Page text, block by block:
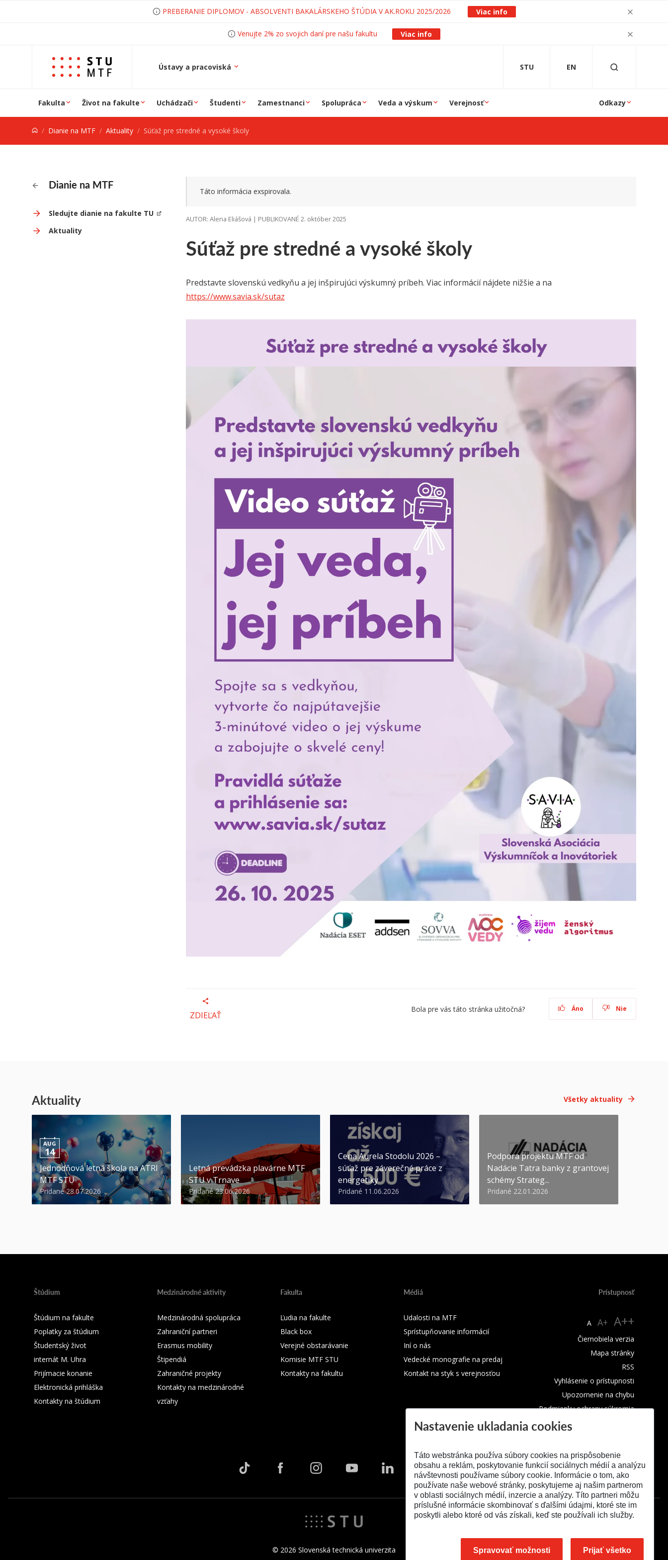
PREBERANIE DIPLOMOV - ABSOLVENTI BAKALÁRSKEHO ŠTÚDIA V AK.ROKU 2025/2026 Viac info
Venujte 2% zo svojich daní pre našu fakultu Viac info
Ústavy a pracoviská STU EN
Fakulta Život na fakulte Uchádzači Študenti Zamestnanci Spolupráca Veda a výskum Verejnosť Odkazy
Dianie na MTF Aktuality Súťaž pre stredné a vysoké školy
Dianie na MTF
Sledujte dianie na fakulte TU
Aktuality
Súťaž pre stredné a vysoké školy
Táto informácia exspirovala.
AUTOR: Alena Eliášová | PUBLIKOVANÉ 2. október 2025
Predstavte slovenskú vedkyňu a jej inšpirujúci výskumný príbeh. Viac informácií nájdete nižšie a na
https://www.savia.sk/sutaz
ZDIEĽAŤ
Bola pre vás táto stránka užitočná? Áno Nie
Aktuality Všetky aktuality
AUG
14
Jednodňová letná škola na ATRI
MTF STU
Pridané 28.07.2026
Letná prevádzka plavárne MTF
STU v Trnave
Pridané 23.06.2026
Cena Aurela Stodolu 2026 –
súťaž pre záverečné práce z
energetiky
Pridané 11.06.2026
Podpora projektu MTF od
Nadácie Tatra banky z grantovej
schémy Strateg...
Pridané 22.01.2026
Štúdium
Štúdium na fakulte
Poplatky za štúdium
Študentský život
internát M. Uhra
Prijímacie konanie
Elektronická prihláška
Kontakty na štúdium
Medzinárodné aktivity
Medzinárodná spolupráca
Zahraniční partneri
Erasmus mobility
Štipendiá
Zahraničné projekty
Kontakty na medzinárodné
vzťahy
Fakulta
Ľudia na fakulte
Black box
Verejné obstarávanie
Komisie MTF STU
Kontakty na fakultu
Médiá
Udalosti na MTF
Sprístupňovanie informácií
Iní o nás
Vedecké monografie na predaj
Kontakt na styk s verejnosťou
Prístupnosť
A A+ A++
Čiernobiela verzia
Mapa stránky
RSS
Vyhlásenie o prístupnosti
Upozornenie na chybu
Podmienky ochrany súkromia
© 2026 Slovenská technická univerzita
Nastavenie ukladania cookies
Táto webstránka používa súbory cookies na prispôsobenie
obsahu a reklám, poskytovanie funkcií sociálnych médií a analýzu
návštevnosti používame súbory cookie. Informácie o tom, ako
používate naše webové stránky, poskytujeme aj našim partnerom
v oblasti sociálnych médií, inzercie a analýzy. Títo partneri môžu
príslušné informácie skombinovať s ďalšími údajmi, ktoré ste im
poskytli alebo ktoré od vás získali, keď ste používali ich služby.
Spravovať možnosti Prijať všetko